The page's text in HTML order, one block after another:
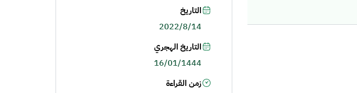
التاريخ
2022/8/14
التاريخ الهجري
16/01/1444
زمن القراءة